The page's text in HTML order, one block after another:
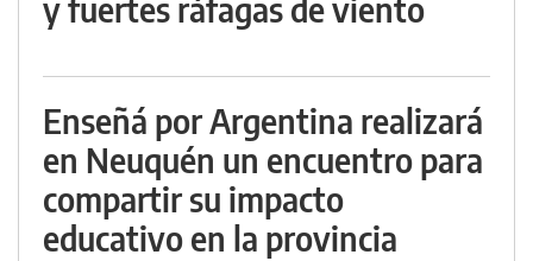
y fuertes ráfagas de viento
Enseñá por Argentina realizará
en Neuquén un encuentro para
compartir su impacto
educativo en la provincia